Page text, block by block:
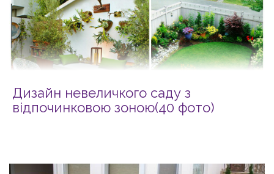
Дизайн невеличкого саду з
відпочинковою зоною(40 фото)